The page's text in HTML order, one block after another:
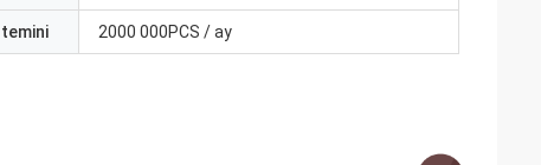
2000 000PCS / ay